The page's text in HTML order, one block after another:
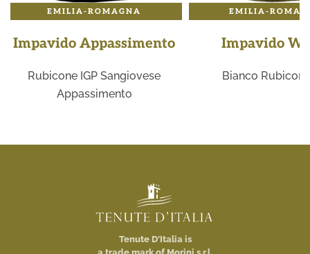
EMILIA-ROMAGNA
Impavido Appassimento
Rubicone IGP Sangiovese
Appassimento
EMILIA-
Impavido
Bianco
Tenute D'Italia is